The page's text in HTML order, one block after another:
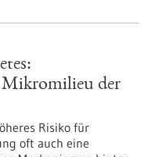
Mikromilieu der
Risiko für
oft auch eine